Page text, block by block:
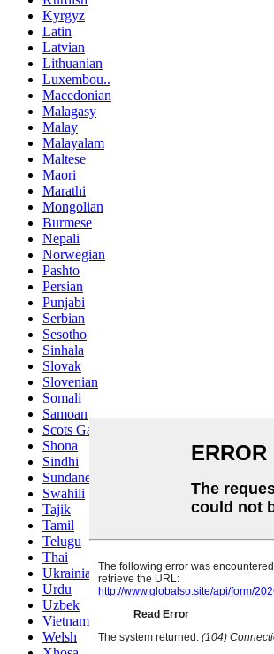
Kyrgyz
Latin
Latvian
Lithuanian
Luxembou..
Macedonian
Malagasy
Malay
Malayalam
Maltese
Maori
Marathi
Mongolian
Burmese
Nepali
Norwegian
Pashto
Persian
Punjabi
Serbian
Sesotho
Sinhala
Slovak
Slovenian
Somali
Samoan
Scots Gaelic
Shona
Sindhi
Sundanese
Swahili
Tajik
Tamil
Telugu
Thai
Ukrainian
Urdu
Uzbek
Vietnamese
Welsh